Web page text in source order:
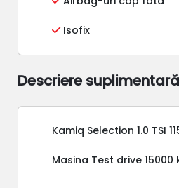
Isofix
Descriere suplimentară
Kamiq Selection 1.0 TSI
Masina Test drive 15000